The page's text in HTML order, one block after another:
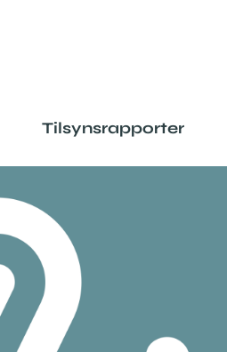
Tilsynsrapporter